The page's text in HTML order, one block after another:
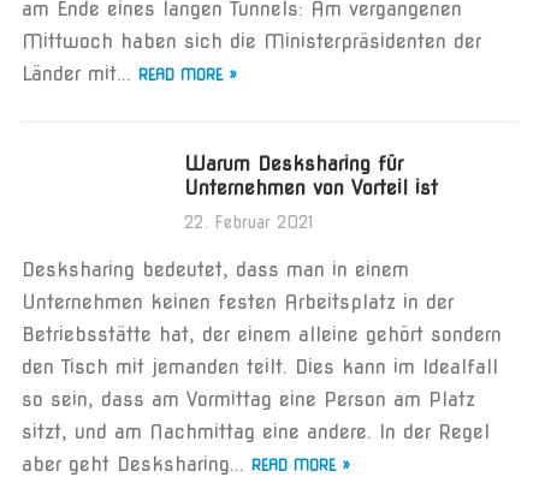
am Ende eines langen Tunnels: Am vergangenen
Mittwoch haben sich die Ministerpräsidenten der
Länder mit... READ MORE »
Warum Desksharing für
Unternehmen von Vorteil ist
22. Februar 2021
Desksharing bedeutet, dass man in einem
Unternehmen keinen festen Arbeitsplatz in der
Betriebsstätte hat, der einem alleine gehört sondern
den Tisch mit jemanden teilt. Dies kann im Idealfall
so sein, dass am Vormittag eine Person am Platz
sitzt, und am Nachmittag eine andere. In der Regel
aber geht Desksharing... READ MORE »